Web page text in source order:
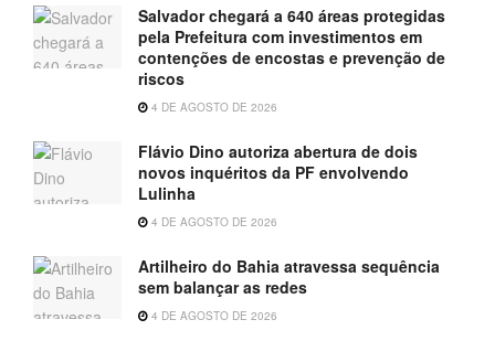
Salvador chegará a 640 áreas protegidas
pela Prefeitura com investimentos em
contenções de encostas e prevenção de
riscos
4 DE AGOSTO DE 2026
Flávio Dino autoriza abertura de dois
novos inquéritos da PF envolvendo
Lulinha
4 DE AGOSTO DE 2026
Artilheiro do Bahia atravessa sequência
sem balançar as redes
4 DE AGOSTO DE 2026